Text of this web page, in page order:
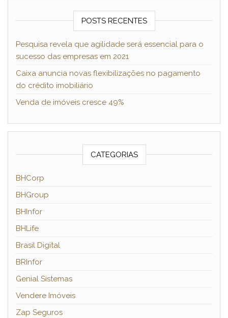
POSTS RECENTES
Pesquisa revela que agilidade será essencial para o
sucesso das empresas em 2021
Caixa anuncia novas flexibilizações no pagamento
do crédito imobiliário
Venda de imóveis cresce 49%
CATEGORIAS
BHCorp
BHGroup
BHInfor
BHLife
Brasil Digital
BRInfor
Genial Sistemas
Vendere Imóveis
Zap Seguros